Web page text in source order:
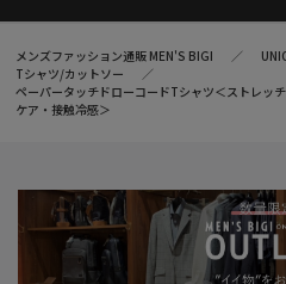
メンズファッション通販 MEN'S BIGI
Tシャツ/カットソー
ペーパータッチドローコードTシャツ＜ストレッ
ケア・接触冷感＞